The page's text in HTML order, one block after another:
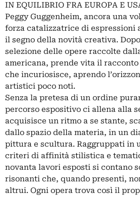
IN EQUILIBRIO FRA EUROPA E
Peggy Guggenheim, ancora una
forza catalizzatrice di espressioni
il segno della novità creativa.
selezione delle opere raccolte
americana, prende vita il
che incuriosisce, aprendo
artistici poco noti.
Senza la pretesa di un ordine
percorso espositivo ci allena alla
acquisisce un ritmo a se stante,
dallo spazio della materia, in un
pittura e scultura. Raggruppati in
criteri di affinità stilistica e
novanta lavori esposti si contano
risonanti che, quando presenti,
altrui. Ogni opera trova così il